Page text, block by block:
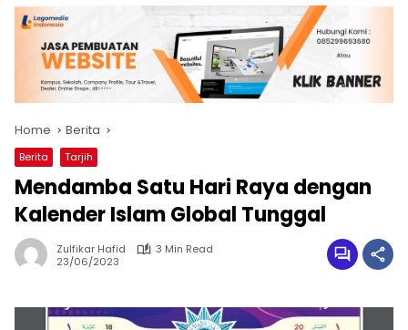
Home Berita
Berita Tarjih
Mendamba Satu Hari Raya dengan
Kalender Islam Global Tunggal
Zulfikar Hafid
3 Min Read
23/06/2023